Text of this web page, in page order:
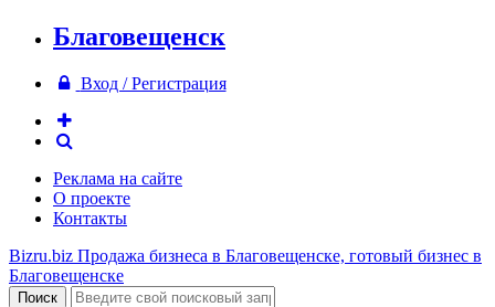
Благовещенск
Вход / Регистрация
Реклама на сайте
О проекте
Контакты
Bizru.biz Продажа бизнеса в Благовещенске, готовый бизнес в
Благовещенске